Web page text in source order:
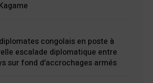
congolais en poste à
escalade diplomatique entre
sur fond d’accrochages armés